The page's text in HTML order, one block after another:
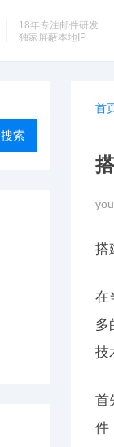
18年专注邮件研发
独家屏蔽本地IP
首
搭
在
多
技
首
件
搜索